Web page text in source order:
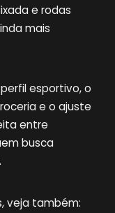
e rodas
mais
esportivo, o
e o ajuste
entre
busca
veja também: